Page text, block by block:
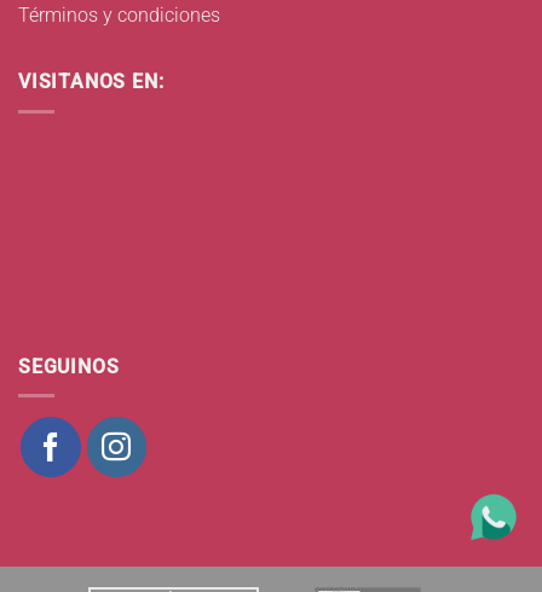
Términos y condiciones
VISITANOS EN:
SEGUINOS